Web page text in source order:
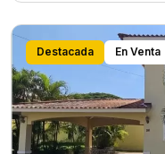
Destacada En Venta